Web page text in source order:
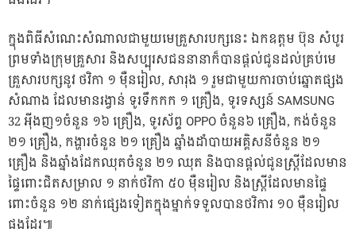
ក្នុងពិធីសំណេះសំណាលជាមួយមេគ្រួសារបក្សនេះ ឯកឧត្តម ប៊ុន សំបូរ
ព្រមទាំងក្រុមគ្រួសារ និងសប្បុរសជននានាក៏បានផ្តល់ជូនដល់គ្រប់មេ
គ្រួសារបក្សនូវ ថវិកា ១ ម៉ឺនរៀល, សារុង ១ រួមជាមួយការចាប់ឆ្នោតផ្សង
សំណាង ដែលមានរង្វាន់ ទូរទឹកកក ១ គ្រឿង, ទូរទស្សន៍ SAMSUNG
32 អ៉ីងញ១ចំនួន ១៦ គ្រឿង, ទូរស័ព្ទ OPPO ចំនួន៦ គ្រឿង, កង់ចំនួន
២១ គ្រឿង, កង្ហារចំនួន ២១ គ្រឿង ឆ្នាំងដាំបាយអគ្គិសនីចំនួន ២១
គ្រឿង និងឆ្នាំងដែកឈុតចំនួន ២១ ឈុត និងបានផ្តល់ជូនស្ត្រីដែលមាន
ផ្ទៃពោះជិតសម្រាល ១ នាក់ថវិកា ៥០ ម៉ឺនរៀល និងស្ត្រីដែលមានផ្ទៃ
ពោះចំនួន ១២ នាក់ផ្សេងទៀតក្នុងម្នាក់ទទួលបានថវិការ ១០ ម៉ឺនរៀល
ផងដែរ៕